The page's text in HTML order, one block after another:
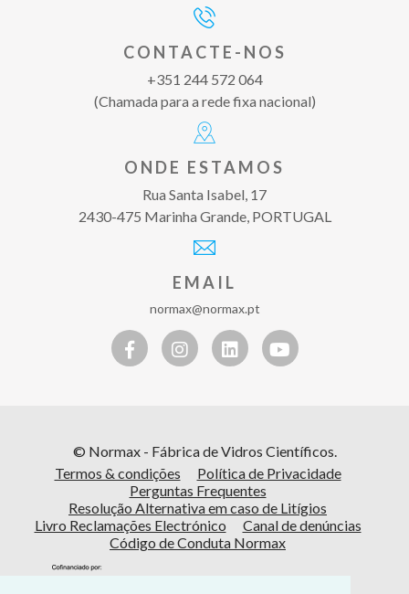
CONTACTE-NOS
+351 244 572 064
(Chamada para a rede fixa nacional)
ONDE ESTAMOS
Rua Santa Isabel, 17
2430-475 Marinha Grande, PORTUGAL
EMAIL
normax@normax.pt
© Normax - Fábrica de Vidros Científicos.
Termos & condições
Política de Privacidade
Perguntas Frequentes
Resolução Alternativa em caso de Litígios
Livro Reclamações Electrónico
Canal de denúncias
Código de Conduta Normax